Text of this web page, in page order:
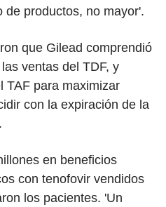
productos, no mayor'.
que Gilead comprendió
ventas del TDF, y
TAF para maximizar
con la expiración de la
en beneficios
con tenofovir vendidos
los pacientes. 'Un